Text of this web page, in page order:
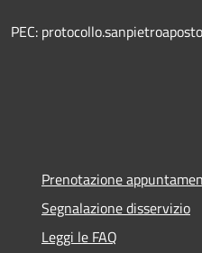
PEC:
Prenotazione
Segnalazione disservizio
Leggi le FAQ